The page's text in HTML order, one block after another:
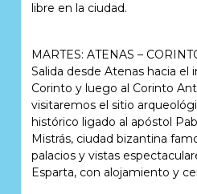
libre en la ciudad.
MARTES: ATENAS –
Salida desde Atenas hacia el
Corinto y luego al Corinto
visitaremos el sitio
histórico ligado al apóstol
Mistrás, ciudad bizantina
palacios y vistas
Esparta, con alojamiento y